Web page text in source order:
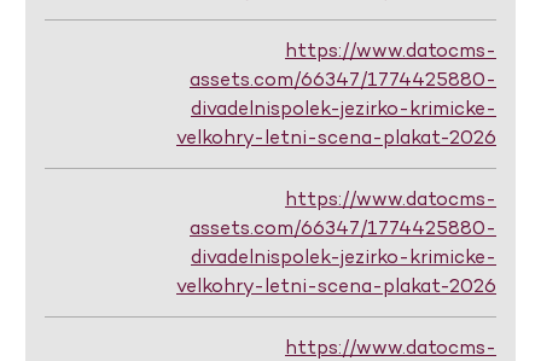
https://www.datocms-
assets.com/66347/1774425880-
divadelnispolek-jezirko-krimicke-
velkohry-letni-scena-plakat-2026
https://www.datocms-
assets.com/66347/1774425880-
divadelnispolek-jezirko-krimicke-
velkohry-letni-scena-plakat-2026
https://www.datocms-